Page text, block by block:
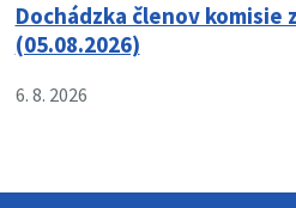
Dochádzka členov komisie
(05.08.2026)
6. 8. 2026